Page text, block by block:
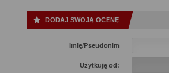
DODAJ SWOJĄ OCENĘ
Imię/Pseudonim
Użytkuję od: